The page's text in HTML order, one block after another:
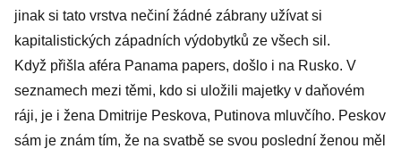
jinak si tato vrstva nečiní žádné zábrany užívat si
kapitalistických západních výdobytků ze všech sil.
Když přišla aféra Panama papers, došlo i na Rusko. V
seznamech mezi těmi, kdo si uložili majetky v daňovém
ráji, je i žena Dmitrije Peskova, Putinova mluvčího. Peskov
sám je znám tím, že na svatbě se svou poslední ženou měl